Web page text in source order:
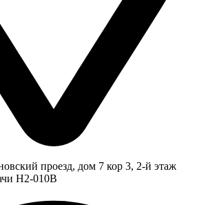
проезд, дом 7 кор 3, 2-й этаж
Н2-010В